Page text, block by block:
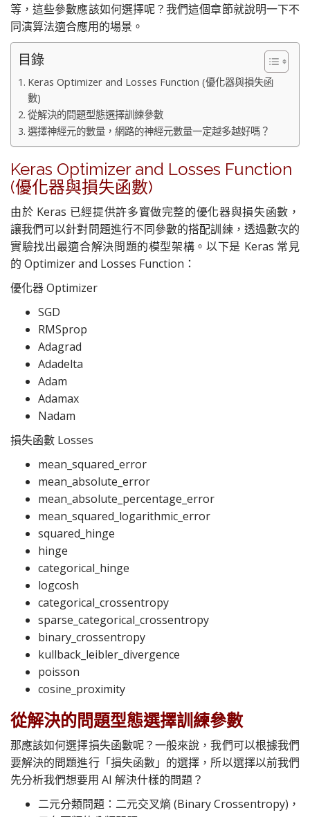
等，這些參數應該如何選擇呢？我們這個章節就說明一下不
同演算法適合應用的場景。
目錄
Keras Optimizer and Losses Function (優化器與損失函
數)
從解決的問題型態選擇訓練參數
選擇神經元的數量，網路的神經元數量一定越多越好嗎？
Keras Optimizer and Losses Function
(優化器與損失函數)
由於 Keras 已經提供許多實做完整的優化器與損失函數，
讓我們可以針對問題進行不同參數的搭配訓練，透過數次的
實驗找出最適合解決問題的模型架構。以下是 Keras 常見
的 Optimizer and Losses Function：
優化器 Optimizer
SGD
RMSprop
Adagrad
Adadelta
Adam
Adamax
Nadam
損失函數 Losses
mean_squared_error
mean_absolute_error
mean_absolute_percentage_error
mean_squared_logarithmic_error
squared_hinge
hinge
categorical_hinge
logcosh
categorical_crossentropy
sparse_categorical_crossentropy
binary_crossentropy
kullback_leibler_divergence
poisson
cosine_proximity
從解決的問題型態選擇訓練參數
那應該如何選擇損失函數呢？一般來說，我們可以根據我們
要解決的問題進行「損失函數」的選擇，所以選擇以前我們
先分析我們想要用 AI 解決什樣的問題？
二元分類問題：二元交叉熵 (Binary Crossentropy)，